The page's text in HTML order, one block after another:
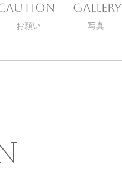
Gallery
お願い 写真